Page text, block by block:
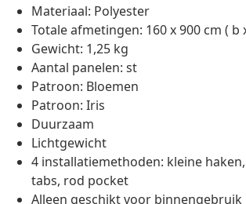
Materiaal: Polyester
Totale afmetingen: 160 x 900 cm ( b
Gewicht: 1,25 kg
Aantal panelen: st
Patroon: Bloemen
Patroon: Iris
Duurzaam
Lichtgewicht
4 installatiemethoden: kleine
tabs, rod pocket
Alleen geschikt voor binnengebruik